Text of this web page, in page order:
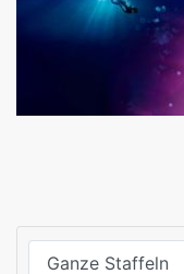
Ganze Staffeln